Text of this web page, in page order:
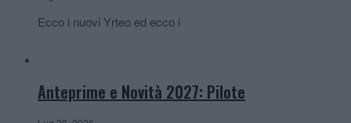
Ecco i nuovi Yrteo ed ecco i
Anteprime e Novità 2027: Pilote